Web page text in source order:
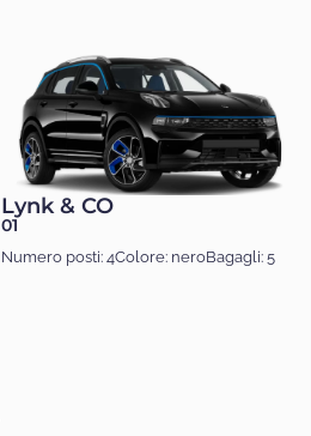
Lynk & CO
01
Numero posti: 4Colore: neroBagagli: 5